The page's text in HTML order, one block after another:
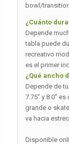
bowl/
¿Cuánto
Depende
tabla puede
recreativo
es el primer
¿Qué ancho
Depende de
7.75″ y 8.0″
grande o
va hacia
Disponible